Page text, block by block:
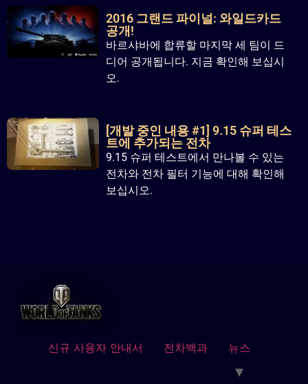
2016 그랜드 파이널: 와일드카드
공개!
바르샤바에 합류할 마지막 세 팀이 드
디어 공개됩니다. 지금 확인해 보십시
오.
[개발 중인 내용 #1] 9.15 슈퍼 테스
트에 추가되는 전차
9.15 슈퍼 테스트에서 만나볼 수 있는
전차와 전차 필터 기능에 대해 확인해
보십시오.
신규 사용자 안내서 전차백과 뉴스